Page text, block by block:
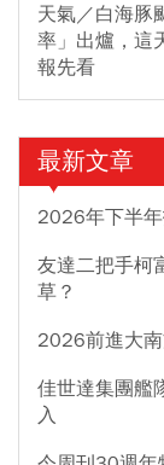
天氣／白海豚
率」出爐，這
報先看
最新文章
2026年下半
友達二把手柯
草？
2026前進大
佳世達集團艦
入